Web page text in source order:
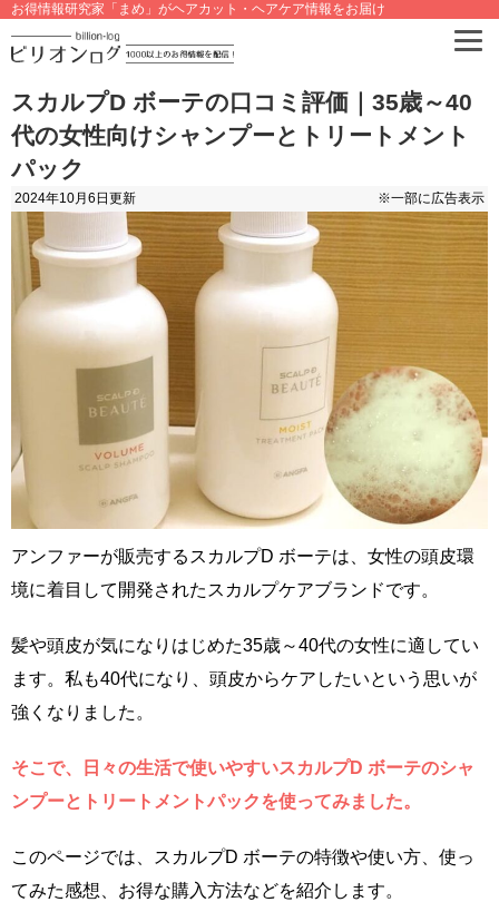
お得情報研究家「まめ」がヘアカット・ヘアケア情報をお届け
スカルプD ボーテの口コミ評価｜35歳～40
代の女性向けシャンプーとトリートメント
パック
2024年10月6日 更新 ※一部に広告表示
アンファーが販売するスカルプD ボーテは、女性の頭皮環
境に着目して開発されたスカルプケアブランドです。
髪や頭皮が気になりはじめた35歳～40代の女性に適してい
ます。私も40代になり、頭皮からケアしたいという思いが
強くなりました。
そこで、日々の生活で使いやすいスカルプD ボーテのシャ
ンプーとトリートメントパックを使ってみました。
このページでは、スカルプD ボーテの特徴や使い方、使っ
てみた感想、お得な購入方法などを紹介します。